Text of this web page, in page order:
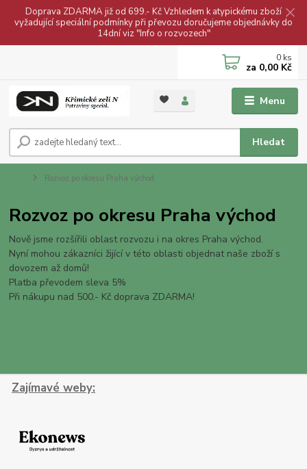
Doprava ZDARMA již od 699.- Kč Vzhledem k atypickému zboží
vyžadující speciální podmínky při převozu doručujeme objednávky do
14dní viz "Info o rozvozech"
Menu
Hledat
0 ks
za 0,00 Kč
Rozvoz po okresu Praha východ
Rozvoz po okresu Praha východ
Nově jsme rozšířili oblast rozvozu i na okres Praha východ.
Nyní mohou zákazníci žijící v této oblasti objednat naše zboží s
dovozem až domů!
Platba převodem sleva 5%
Při nákupu nad 500.- Kč doprava ZDARMA!
Zajímavé weby: